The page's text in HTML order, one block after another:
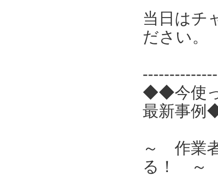
当日はチ
ださい。
◆◆今使っ
最新事
～ 作業
る！ ～